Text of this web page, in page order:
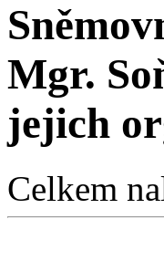
Mgr.
jejich
Celkem